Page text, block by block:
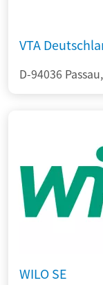
VTA
D-94036
WILO SE